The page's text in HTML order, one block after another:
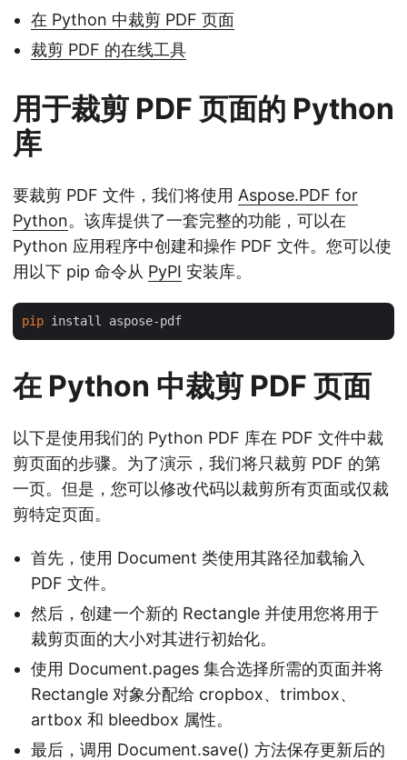
在 Python 中裁剪 PDF 页面
裁剪 PDF 的在线工具
用于裁剪 PDF 页面的 Python
库
要裁剪 PDF 文件，我们将使用 Aspose.PDF for
Python。该库提供了一套完整的功能，可以在
Python 应用程序中创建和操作 PDF 文件。您可以使
用以下 pip 命令从 PyPI 安装库。
pip
在 Python 中裁剪 PDF 页面
以下是使用我们的 Python PDF 库在 PDF 文件中裁
剪页面的步骤。为了演示，我们将只裁剪 PDF 的第
一页。但是，您可以修改代码以裁剪所有页面或仅裁
剪特定页面。
首先，使用 Document 类使用其路径加载输入
PDF 文件。
然后，创建一个新的 Rectangle 并使用您将用于
裁剪页面的大小对其进行初始化。
使用 Document.pages 集合选择所需的页面并将
Rectangle 对象分配给 cropbox、trimbox、
artbox 和 bleedbox 属性。
最后，调用 Document.save() 方法保存更新后的